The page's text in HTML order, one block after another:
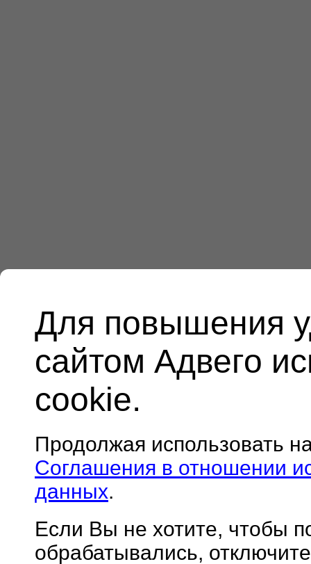
Для повышения
сайтом Адвего
cookie.
Продолжая использовать
Соглашения в отношении
данных.
Если Вы не хотите, чтобы
обрабатывались,